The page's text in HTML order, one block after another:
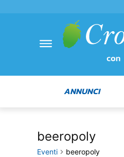
ANNUNCI
beeropoly
Eventi beeropoly